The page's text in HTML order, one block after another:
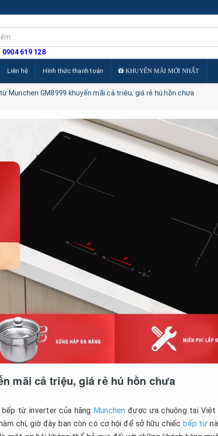
619 128
Liên hệ Hình thức thanh toán KHUYẾN MÃI MỚI NHẤT
Munchen GM8999 khuyến mãi cả triệu, giá rẻ hú hồn chưa
mãi cả triệu, giá rẻ hú hồn chưa
từ inverter của hãng Munchen được ưa chuộng tại Việt
chí, giờ đây bạn còn có cơ hội để sở hữu chiếc bếp từ